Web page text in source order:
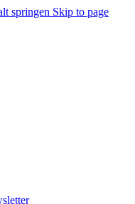
springen Skip to page